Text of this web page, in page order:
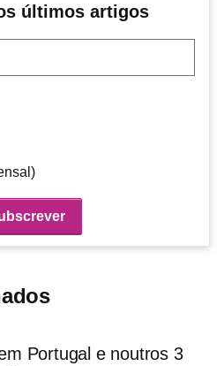
últimos artigos
Portugal e noutros 3